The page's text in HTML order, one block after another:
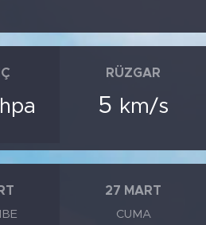
hpa
RÜZGAR
5 km/s
27 MART
CUMA